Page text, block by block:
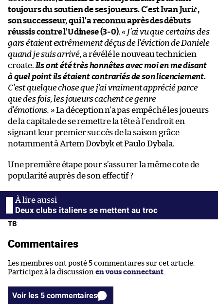
toujours du soutien de ses joueurs. C’est Ivan Jurić,
son successeur, qui l’a reconnu après des débuts
réussis contre l’Udinese (3-0).« J’ai vu que certains des
gars étaient extrêmement déçus de l’éviction de Daniele
quand je suis arrivé, a révélé le nouveau technicien
croate. Ils ont été très honnêtes avec moi en me disant
à quel point ils étaient contrariés de son licenciement.
C’est quelque chose que j’ai vraiment apprécié parce
que des fois, les joueurs cachent ce genre
d’émotions. »La déception n’a pas empêché les joueurs
de la capitale de se remettre la tête à l’endroit en
signant leur premier succès de la saison grâce
notamment à Artem Dovbyk et Paulo Dybala.
Une première étape pour s’assurer la même cote de
popularité auprès de son effectif ?
Deux clubs italiens se mettent au troc
TB
Commentaires
Les membres ont posté 5 commentaires sur cet article.
Participez à la discussion en vous connectant
Voir les 5 commentaires